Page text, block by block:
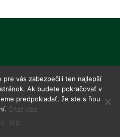
pre vás zabezpečili ten najlepší
Ak budete pokračovať v
predpokladať, že ste s ňou
Čítať viac
Nie